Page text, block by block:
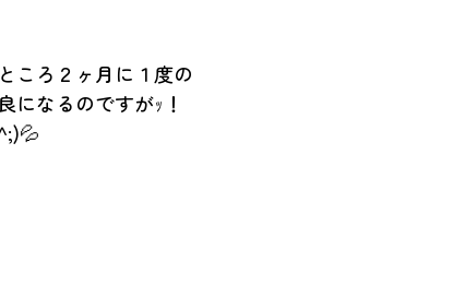
ころ２ヶ月に１度の
になるのですがｯ！